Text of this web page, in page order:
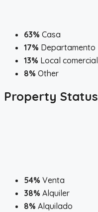
63% Casa
17% Departamento
13% Local comercial
8% Other
Property Status
54% Venta
38% Alquiler
8% Alquilado